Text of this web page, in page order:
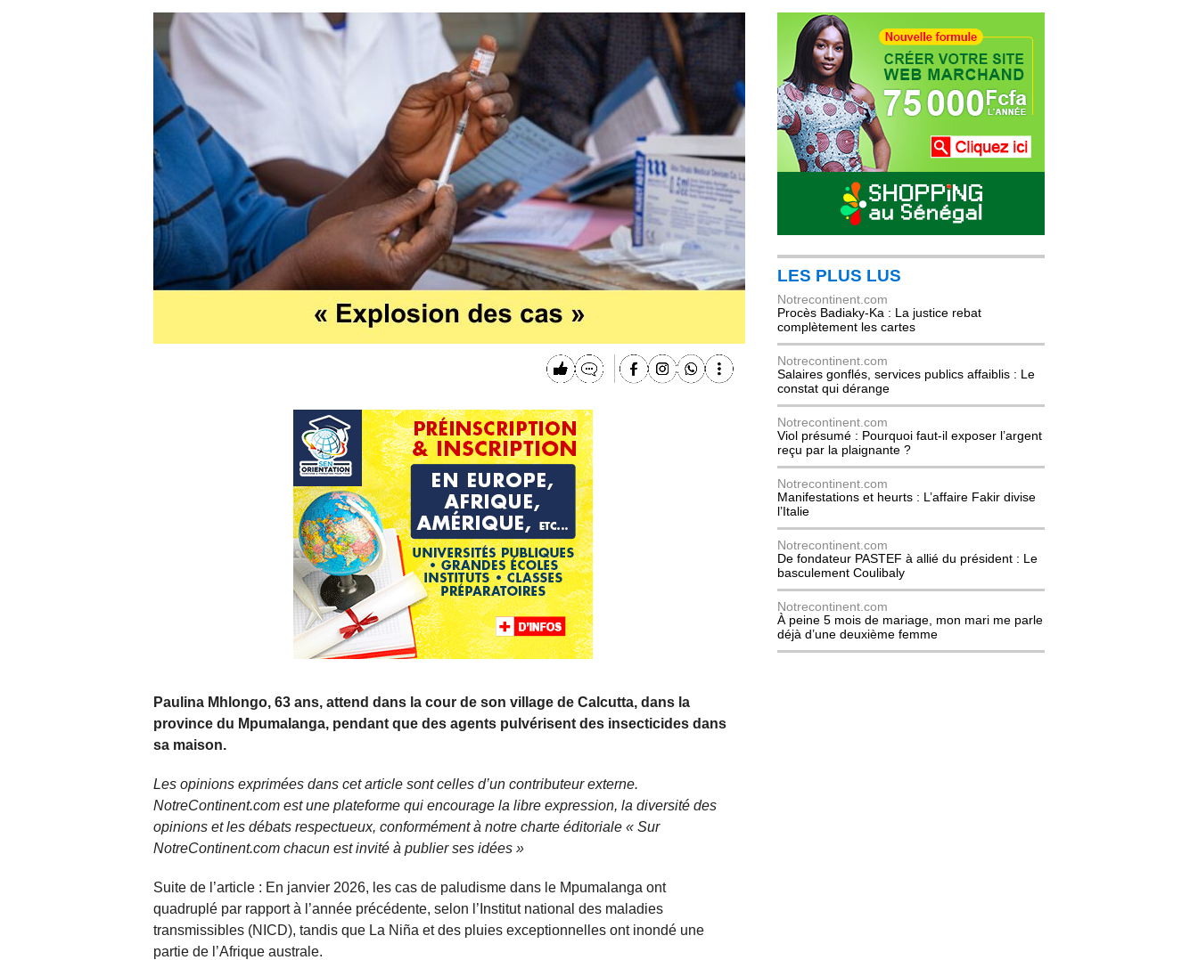
Paulina Mhlongo, 63 ans, attend dans la cour de son village de Calcutta, dans la
province du Mpumalanga, pendant que des agents pulvérisent des insecticides dans
sa maison.
Les opinions exprimées dans cet article sont celles d’un contributeur externe.
NotreContinent.com est une plateforme qui encourage la libre expression, la diversité des
opinions et les débats respectueux, conformément à notre charte éditoriale « Sur
NotreContinent.com chacun est invité à publier ses idées »
Suite de l’article : En janvier 2026, les cas de paludisme dans le Mpumalanga ont
quadruplé par rapport à l’année précédente, selon l’Institut national des maladies
transmissibles (NICD), tandis que La Niña et des pluies exceptionnelles ont inondé une
partie de l’Afrique australe.
LES PLUS LUS
Notrecontinent.com
Procès Badiaky-Ka : La justice rebat
complètement les cartes
Notrecontinent.com
Salaires gonflés, services publics affaiblis : Le
constat qui dérange
Notrecontinent.com
Viol présumé : Pourquoi faut-il exposer l’argent
reçu par la plaignante ?
Notrecontinent.com
Manifestations et heurts : L’affaire Fakir divise
l’Italie
Notrecontinent.com
De fondateur PASTEF à allié du président : Le
basculement Coulibaly
Notrecontinent.com
À peine 5 mois de mariage, mon mari me parle
déjà d’une deuxième femme